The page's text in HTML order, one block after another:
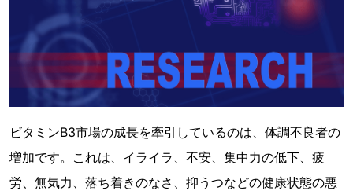
ビタミンB3市場の成長を牽引しているのは、体調不良者の
増加です。これは、イライラ、不安、集中力の低下、疲
労、無気力、落ち着きのなさ、抑うつなどの健康状態の悪